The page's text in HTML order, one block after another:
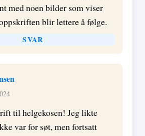
med noen bilder som viser
blir lettere å følge.
SVAR
til helgekosen! Jeg likte
var for søt, men fortsatt